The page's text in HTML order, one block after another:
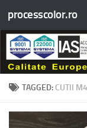
Skip to content
processcolor.ro
TAGGED: CUTII